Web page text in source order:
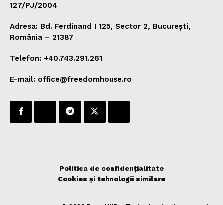
127/PJ/2004
Adresa: Bd. Ferdinand I 125, Sector 2, București,
România – 21387
Telefon: +40.743.291.261
E-mail: office@freedomhouse.ro
Politica de confidențialitate
Cookies și tehnologii similare